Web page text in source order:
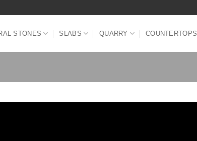
STONES SLABS QUARRY COUNTERTOPS